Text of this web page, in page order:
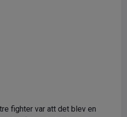
fighter var att det blev en